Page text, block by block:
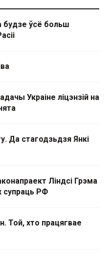
будзе ўсё больш
Украіне ліцэнзій на
Да стагодзьдзя Янкі
Ліндсі Грэма
супраць РФ
Той, хто працягвае